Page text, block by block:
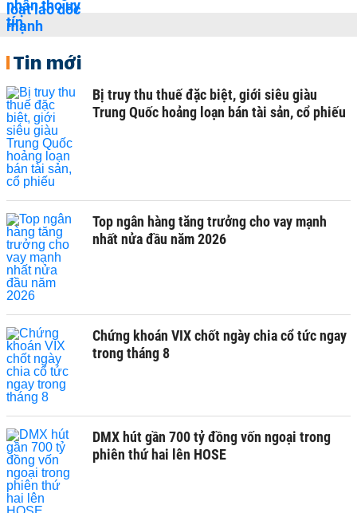
Tin mới
Bị truy thu thuế đặc biệt, giới siêu giàu
Trung Quốc hoảng loạn bán tài sản, cổ phiếu
Top ngân hàng tăng trưởng cho vay mạnh
nhất nửa đầu năm 2026
Chứng khoán VIX chốt ngày chia cổ tức ngay
trong tháng 8
DMX hút gần 700 tỷ đồng vốn ngoại trong
phiên thứ hai lên HOSE